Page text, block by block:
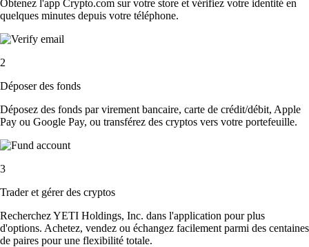
Obtenez l'app Crypto.com sur votre store et vérifiez votre identité en
quelques minutes depuis votre téléphone.
2
Déposer des fonds
Déposez des fonds par virement bancaire, carte de crédit/débit, Apple
Pay ou Google Pay, ou transférez des cryptos vers votre portefeuille.
3
Trader et gérer des cryptos
Recherchez YETI Holdings, Inc. dans l'application pour plus
d'options. Achetez, vendez ou échangez facilement parmi des centaines
de paires pour une flexibilité totale.